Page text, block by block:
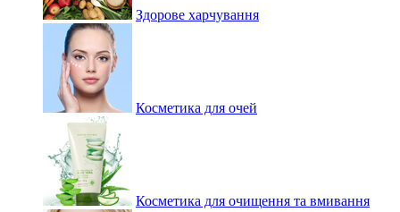
Здорове харчування
Косметика для очей
Косметика для очищення та вмивання